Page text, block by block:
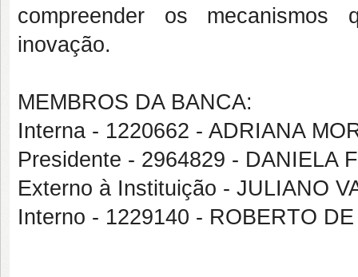
compreender os mecanismos
inovação.
MEMBROS DA BANCA:
Interna - 1220662 - ADRIANA
Presidente - 2964829 - DANIELA
Externo à Instituição - JULIANO
Interno - 1229140 - ROBERTO